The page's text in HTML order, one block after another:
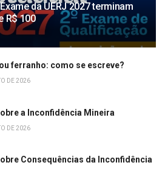
da UERJ 2027 terminam
R$ 100
ferranho: como se escreve?
DE 2026
a Inconfidência Mineira
DE 2026
Consequências da Inconfidência